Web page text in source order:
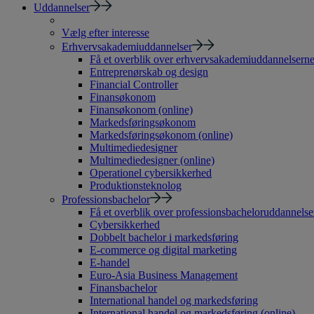
Uddannelser
Vælg efter interesse
Erhvervsakademiuddannelser
Få et overblik over erhvervsakademiuddannelserne
Entreprenørskab og design
Financial Controller
Finansøkonom
Finansøkonom (online)
Markedsføringsøkonom
Markedsføringsøkonom (online)
Multimediedesigner
Multimediedesigner (online)
Operationel cybersikkerhed
Produktionsteknolog
Professionsbachelor
Få et overblik over
Cybersikkerhed
Dobbelt bachelor i markedsføring
E-commerce og digital marketing
E-handel
Euro-Asia Business Management
Finansbachelor
International handel og markedsføring